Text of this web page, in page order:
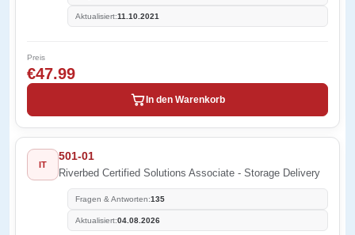
Aktualisiert:11.10.2021
Preis
€47.99
In den Warenkorb
IT
501-01
Riverbed Certified Solutions Associate - Storage Delivery
Fragen & Antworten:135
Aktualisiert:04.08.2026